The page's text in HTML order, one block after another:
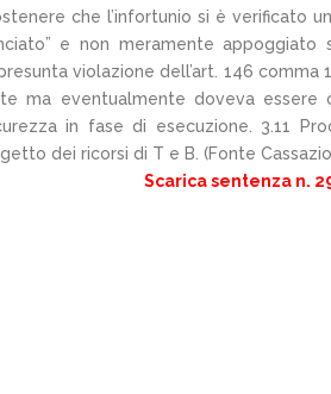
che l’infortunio si è verificato
e non meramente
violazione dell’art. 146 comma
ma eventualmente doveva
in fase di esecuzione. 3.11
dei ricorsi di T e B. (Fonte
Scarica sentenza n.